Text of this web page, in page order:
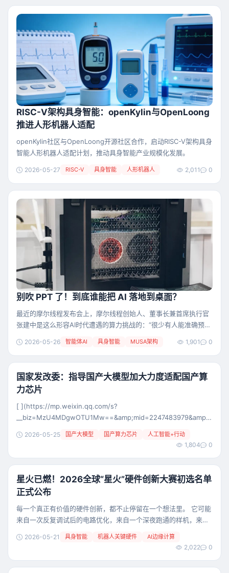
RISC-V架构具身智能：openKylin与OpenLoong
推进人形机器人适配
openKylin社区与OpenLoong开源社区合作，启动RISC-V架构具身
智能人形机器人适配计划，推动具身智能产业规模化发展。
2026-05-27 RISC-V 具身智能 人形机器人 2,011 0
别吹 PPT 了！到底谁能把 AI 落地到桌面？
最近的摩尔线程发布会上，摩尔线程创始人、董事长兼首席执行官
张建中是这么形容AI时代遭遇的算力挑战的：“很少有人能准确预测
间，中国的日均token消耗量就上涨了1800倍，2025年中日均
2026-05-26 智能体AI 具身智能 MUSA架构 1,901 0
国家发改委：指导国产大模型加大力度适配国产算
力芯片
[ ](https://mp.weixin.qq.com/s?
政策研究室副主任、新闻发言人李超
2026-05-25 国产大模型 国产算力芯片 人工智能+行动
1,804 0
星火已燃！2026全球“星火”硬件创新大赛初选名单
正式公布
每一个真正有价值的硬件创新，都不止停留在一个想法里。 它可能
来自一次反复调试后的电路优化，来自一个深夜跑通的样机，来自
团队对真实场景的长期观察与验证。 2026全球“星火”硬件创新大赛
2026-05-21 具身智能 机器人关键硬件 AI边缘计算
2,022 0